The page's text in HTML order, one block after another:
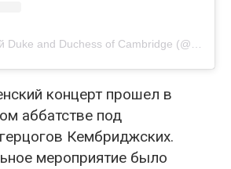
Допис, поширений Duke and Duchess of Cambridge (@dukeandduchessofcambridge)
концерт прошел в
аббатстве под
Кембриджских.
мероприятие было